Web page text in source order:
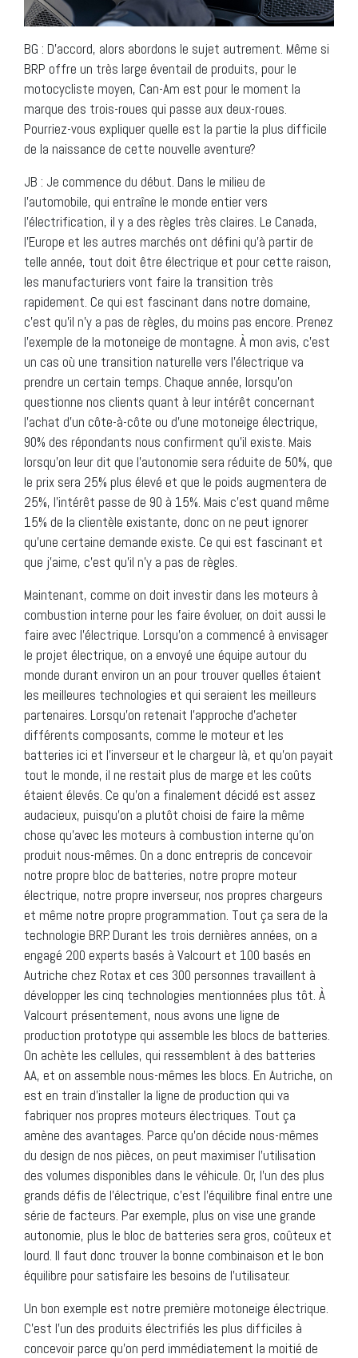
BG : D’accord, alors abordons le sujet autrement. Même si
BRP offre un très large éventail de produits, pour le
motocycliste moyen, Can-Am est pour le moment la
marque des trois-roues qui passe aux deux-roues.
Pourriez-vous expliquer quelle est la partie la plus difficile
de la naissance de cette nouvelle aventure?
JB : Je commence du début. Dans le milieu de
l’automobile, qui entraîne le monde entier vers
l’électrification, il y a des règles très claires. Le Canada,
l’Europe et les autres marchés ont défini qu’à partir de
telle année, tout doit être électrique et pour cette raison,
les manufacturiers vont faire la transition très
rapidement. Ce qui est fascinant dans notre domaine,
c’est qu’il n’y a pas de règles, du moins pas encore. Prenez
l’exemple de la motoneige de montagne. À mon avis, c’est
un cas où une transition naturelle vers l’électrique va
prendre un certain temps. Chaque année, lorsqu’on
questionne nos clients quant à leur intérêt concernant
l’achat d’un côte-à-côte ou d’une motoneige électrique,
90% des répondants nous confirment qu’il existe. Mais
lorsqu’on leur dit que l’autonomie sera réduite de 50%, que
le prix sera 25% plus élevé et que le poids augmentera de
25%, l’intérêt passe de 90 à 15%. Mais c’est quand même
15% de la clientèle existante, donc on ne peut ignorer
qu’une certaine demande existe. Ce qui est fascinant et
que j’aime, c’est qu’il n’y a pas de règles.
Maintenant, comme on doit investir dans les moteurs à
combustion interne pour les faire évoluer, on doit aussi le
faire avec l’électrique. Lorsqu’on a commencé à envisager
le projet électrique, on a envoyé une équipe autour du
monde durant environ un an pour trouver quelles étaient
les meilleures technologies et qui seraient les meilleurs
partenaires. Lorsqu’on retenait l’approche d’acheter
différents composants, comme le moteur et les
batteries ici et l’inverseur et le chargeur là, et qu’on payait
tout le monde, il ne restait plus de marge et les coûts
étaient élevés. Ce qu’on a finalement décidé est assez
audacieux, puisqu’on a plutôt choisi de faire la même
chose qu’avec les moteurs à combustion interne qu’on
produit nous-mêmes. On a donc entrepris de concevoir
notre propre bloc de batteries, notre propre moteur
électrique, notre propre inverseur, nos propres chargeurs
et même notre propre programmation. Tout ça sera de la
technologie BRP. Durant les trois dernières années, on a
engagé 200 experts basés à Valcourt et 100 basés en
Autriche chez Rotax et ces 300 personnes travaillent à
développer les cinq technologies mentionnées plus tôt. À
Valcourt présentement, nous avons une ligne de
production prototype qui assemble les blocs de batteries.
On achète les cellules, qui ressemblent à des batteries
AA, et on assemble nous-mêmes les blocs. En Autriche, on
est en train d’installer la ligne de production qui va
fabriquer nos propres moteurs électriques. Tout ça
amène des avantages. Parce qu’on décide nous-mêmes
du design de nos pièces, on peut maximiser l’utilisation
des volumes disponibles dans le véhicule. Or, l’un des plus
grands défis de l’électrique, c’est l’équilibre final entre une
série de facteurs. Par exemple, plus on vise une grande
autonomie, plus le bloc de batteries sera gros, coûteux et
lourd. Il faut donc trouver la bonne combinaison et le bon
équilibre pour satisfaire les besoins de l’utilisateur.
Un bon exemple est notre première motoneige électrique.
C’est l’un des produits électrifiés les plus difficiles à
concevoir parce qu’on perd immédiatement la moitié de